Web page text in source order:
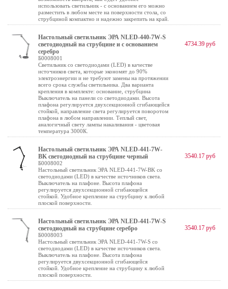
использовать светильник - с основанием его можно
разместить в любом месте на поверхности стола, со
струбциной компактно и надежно закрепить на край.
Настольный светильник ЭРА NLED-440-7W-S
светодиодный на струбцине и с основанием
серебро
Б0008001
Светильник со светодиодами (LED) в качестве
источников света, которые экономят до 90%
электроэнергии и не требуют замены на протяжении
всего срока службы светильника. Два варианта
крепления в комплекте: основание, струбцина
Выключатель на панели со светодиодами. Высота
плафона регулируется двухсекционной сгибающейся
стойкой, направление света регулируется поворотом
плафона в любом направлении. Теплый свет,
аналогичный свету лампы накаливания - цветовая
температура 3000К.
4734.39 руб
Настольный светильник ЭРА NLED-441-7W-
BK светодиодный на струбцине черный
Б0008002
Настольный светильник ЭРА NLED-441-7W-BK со
светодиодами (LED) в качестве источников света.
Выключатель на плафоне. Высота плафона
регулируется двухсекционной сгибающейся
стойкой. Удобное крепление на струбцину к любой
плоской поверхности.
3540.17 руб
Настольный светильник ЭРА NLED-441-7W-S
светодиодный на струбцине серебро
Б0008003
Настольный светильник ЭРА NLED-441-7W-S со
светодиодами (LED) в качестве источников света.
Выключатель на плафоне. Высота плафона
регулируется двухсекционной сгибающейся
стойкой. Удобное крепление на струбцину к любой
плоской поверхности.
3540.17 руб